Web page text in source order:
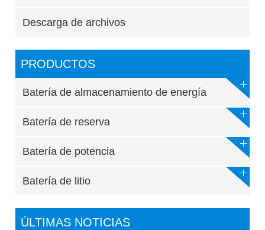
Descarga de archivos
PRODUCTOS
Batería de almacenamiento de energía
Batería de reserva
Batería de potencia
Batería de litio
ÚLTIMAS NOTICIAS